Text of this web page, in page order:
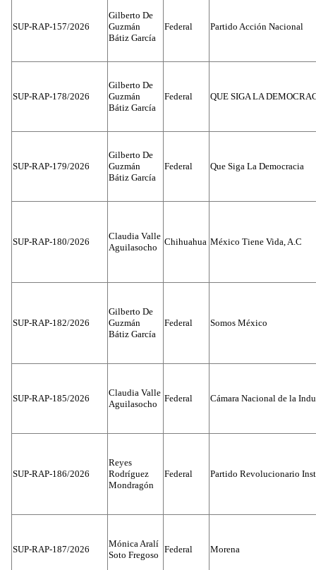
SUP-RAP-157/2026
Gilberto De
Guzmán
Bátiz García
Federal Partido Acción Nacional
SUP-RAP-178/2026
Gilberto De
Guzmán
Bátiz García
Federal QUE SIGA LA
SUP-RAP-179/2026
Gilberto De
Guzmán
Bátiz García
Federal Que Siga La Democracia
SUP-RAP-180/2026
Claudia Valle
Aguilasocho
Chihuahua México Tiene Vida, A.C
SUP-RAP-182/2026
Gilberto De
Guzmán
Bátiz García
Federal Somos México
SUP-RAP-185/2026
Claudia Valle
Aguilasocho
Federal Cámara Nacional de la
SUP-RAP-186/2026
Reyes
Rodríguez
Mondragón
Federal Partido Revolucionario
SUP-RAP-187/2026
Mónica Aralí
Soto Fregoso
Federal Morena